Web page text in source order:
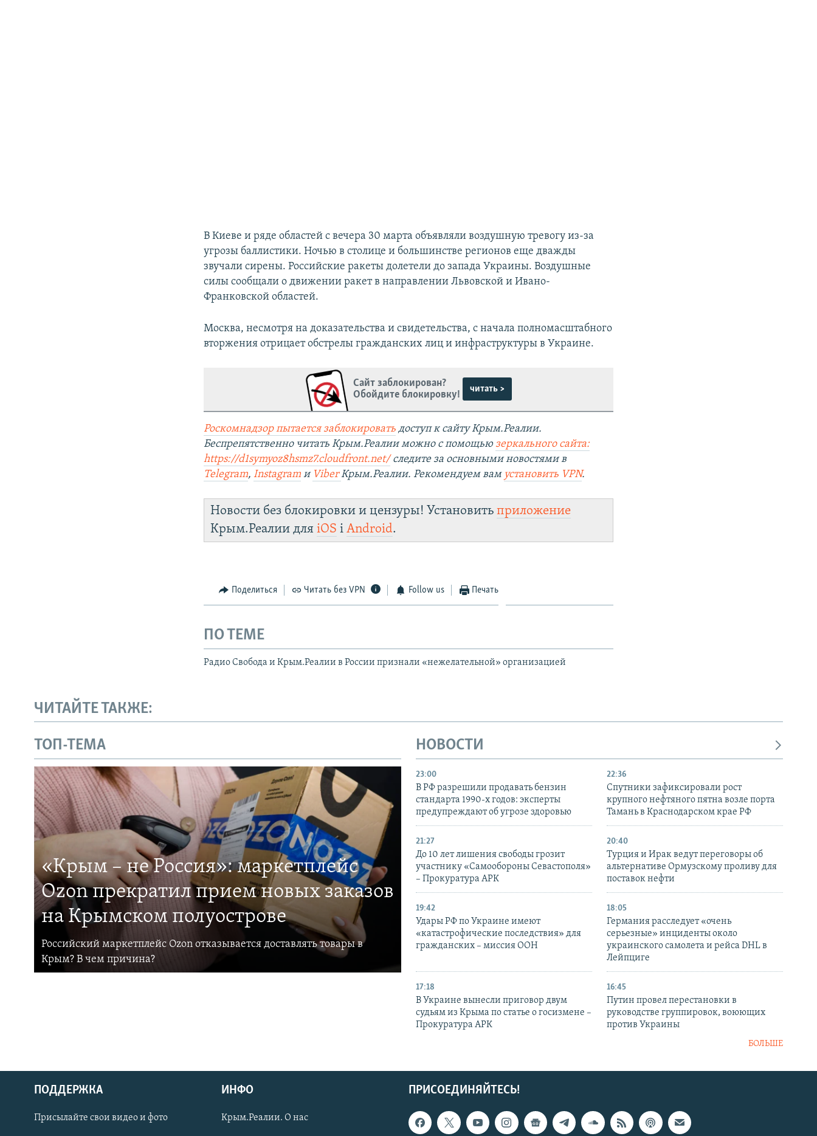
Українською
В Киеве и ряде областей с вечера 30 марта объявляли воздушную тревогу из-за
угрозы баллистики. Ночью в столице и большинстве регионов еще дважды
звучали сирены. Российские ракеты долетели до запада Украины. Воздушные
силы сообщали о движении ракет в направлении Львовской и Ивано-
Франковской областей.
Москва, несмотря на доказательства и свидетельства, с начала полномасштабного
вторжения отрицает обстрелы гражданских лиц и инфраструктуры в Украине.
Сайт заблокирован?
Обойдите блокировку!
читать >
Роскомнадзор пытается заблокировать доступ к сайту Крым.Реалии.
Беспрепятственно читать Крым.Реалии можно с помощьюзеркального сайта:
https://d1symyoz8hsmz7.cloudfront.net/следите за основными новостями в
Telegram,Instagram и ViberКрым.Реалии. Рекомендуем вам установить VPN.
Новости без блокировки и цензуры! Установитьприложение
Крым.Реалии дляiOS іAndroid.
Поделиться Читать без VPN Follow us Печать
ПО ТЕМЕ
Радио Свобода и Крым.Реалии в России признали «нежелательной» организацией
ЧИТАЙТЕ ТАКЖЕ:
ТОП-ТЕМА
«Крым – не Россия»: маркетплейс
Ozon прекратил прием новых заказов
на Крымском полуострове
Российский маркетплейс Ozon отказывается доставлять товары в
Крым? В чем причина?
НОВОСТИ
23:00
В РФ разрешили продавать бензин
стандарта 1990-х годов: эксперты
предупреждают об угрозе здоровью
22:36
Спутники зафиксировали рост
крупного нефтяного пятна возле порта
Тамань в Краснодарском крае РФ
21:27
До 10 лет лишения свободы грозит
участнику «Самообороны Севастополя»
– Прокуратура АРК
20:40
Турция и Ирак ведут переговоры об
альтернативе Ормузскому проливу для
поставок нефти
19:42
Удары РФ по Украине имеют
«катастрофические последствия» для
гражданских – миссия ООН
18:05
Германия расследует «очень
серьезные» инциденты около
украинского самолета и рейса DHL в
Лейпциге
17:18
В Украине вынесли приговор двум
судьям из Крыма по статье о госизмене –
Прокуратура АРК
16:45
Путин провел перестановки в
руководстве группировок, воюющих
против Украины
БОЛЬШЕ
ПРИСОЕДИНЯЙТЕСЬ!
ПОДДЕРЖКА
Присылайте свои видео и фото
ИНФО
Крым.Реалии. О нас